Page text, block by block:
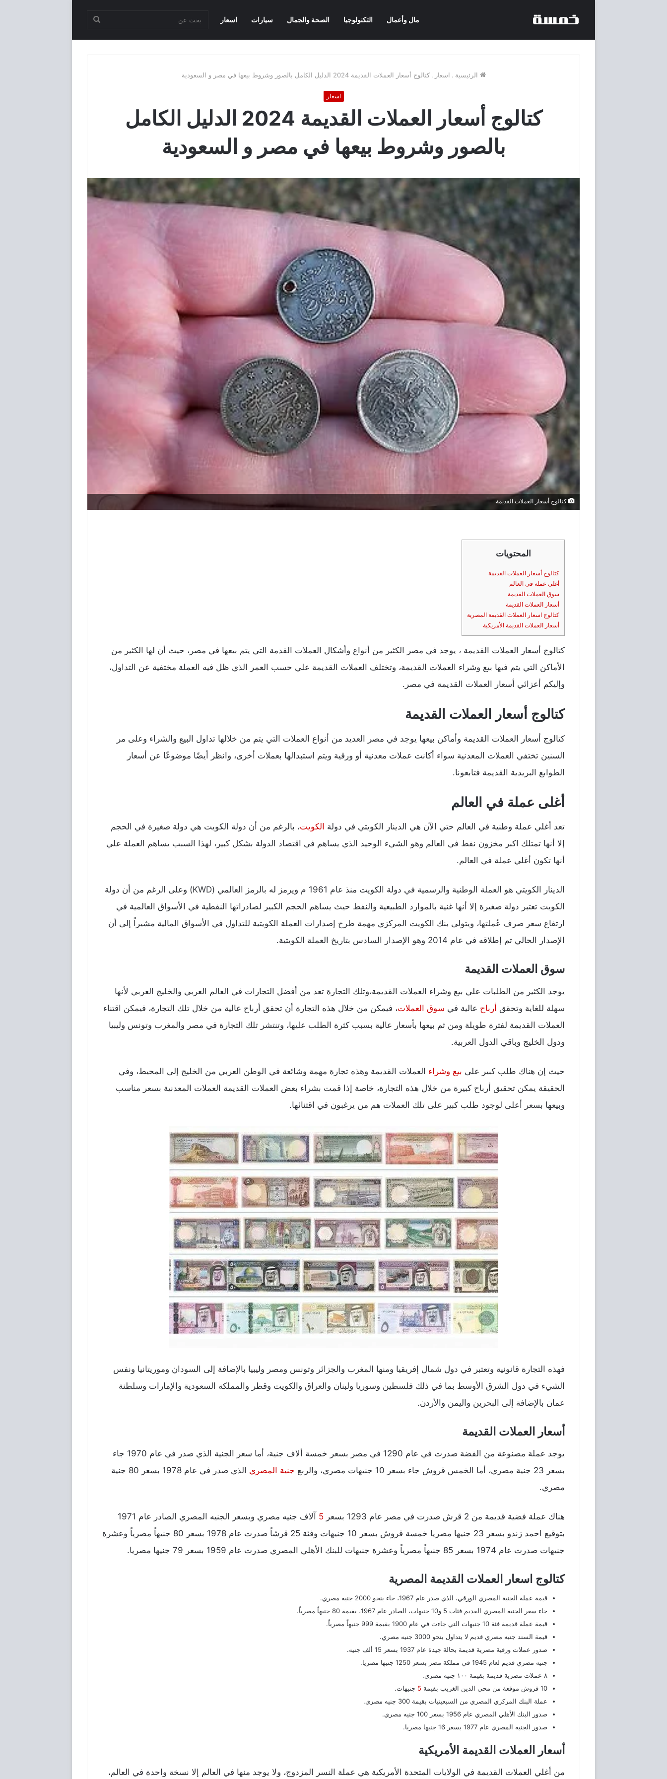
مال وأعمال التكنولوجيا الصحة والجمال سيارات اسعار
الرئيسية . اسعار . كتالوج أسعار العملات القديمة 2024 الدليل الكامل بالصور وشروط بيعها في مصر و السعودية
اسعار
كتالوج أسعار العملات القديمة 2024 الدليل الكامل
بالصور وشروط بيعها في مصر و السعودية
كتالوج أسعار العملات القديمة
المحتويات
كتالوج أسعار العملات القديمة
أغلى عملة في العالم
سوق العملات القديمة
أسعار العملات القديمة
كتالوج اسعار العملات القديمة المصرية
أسعار العملات القديمة الأمريكية
كتالوج أسعار العملات القديمة ، يوجد في مصر الكثير من أنواع وأشكال العملات القدمة التي يتم بيعها في مصر، حيث أن لها الكثير من
الأماكن التي يتم فيها بيع وشراء العملات القديمة، وتختلف العملات القديمة علي حسب العمر الذي ظل فيه العملة مختفية عن التداول،
وإليكم أعزائي أسعار العملات القديمة في مصر.
كتالوج أسعار العملات القديمة
كتالوج أسعار العملات القديمة وأماكن بيعها يوجد في مصر العديد من أنواع العملات التي يتم من خلالها تداول البيع والشراء وعلى مر
السنين تختفي العملات المعدنية سواء أكانت عملات معدنية أو ورقية ويتم استبدالها بعملات أخرى، وانظر أيضًا موضوعًا عن أسعار
الطوابع البريدية القديمة فتابعونا.
أغلى عملة في العالم
تعد أغلي عملة وطنية في العالم حتي الآن هي الدينار الكويتي في دولة الكويت، بالرغم من أن دولة الكويت هي دولة صغيرة في الحجم
إلا أنها تمتلك اكبر مخزون نفط في العالم وهو الشيء الوحيد الذي يساهم في اقتصاد الدولة بشكل كبير، لهذا السبب يساهم العملة علي
أنها تكون أغلي عملة في العالم.
الدينار الكويتي هو العملة الوطنية والرسمية في دولة الكويت منذ عام 1961 م ويرمز له بالرمز العالمي (KWD) وعلى الرغم من أن دولة
الكويت تعتبر دولة صغيرة إلا أنها غنية بالموارد الطبيعية والنفط حيث يساهم الحجم الكبير لصادراتها النفطية في الأسواق العالمية في
ارتفاع سعر صرف عُملتها، ويتولى بنك الكويت المركزي مهمة طرح إصدارات العملة الكويتية للتداول في الأسواق المالية مشيراً إلى أن
الإصدار الحالي تم إطلاقه في عام 2014 وهو الإصدار السادس بتاريخ العملة الكويتية.
سوق العملات القديمة
يوجد الكثير من الطلبات علي بيع وشراء العملات القديمة،وتلك التجارة تعد من أفضل التجارات في العالم العربي والخليج العربي لأنها
سهلة للغاية وتحقق أرباح عالية في سوق العملات، فيمكن من خلال هذه التجارة أن تحقق أرباح عالية من خلال تلك التجارة، فيمكن اقتناء
العملات القديمة لفترة طويلة ومن ثم بيعها بأسعار عالية بسبب كثرة الطلب عليها، وتنتشر تلك التجارة في مصر والمغرب وتونس وليبيا
ودول الخليج وباقي الدول العربية.
حيث إن هناك طلب كبير على بيع وشراء العملات القديمة وهذه تجارة مهمة وشائعة في الوطن العربي من الخليج إلى المحيط، وفي
الحقيقة يمكن تحقيق أرباح كبيرة من خلال هذه التجارة، خاصة إذا قمت بشراء بعض العملات القديمة العملات المعدنية بسعر مناسب
وبيعها بسعر أعلى لوجود طلب كبير على تلك العملات هم من يرغبون في اقتنائها.
فهذه التجارة قانونية وتعتبر في دول شمال إفريقيا ومنها المغرب والجزائر وتونس ومصر وليبيا بالإضافة إلى السودان وموريتانيا ونفس
الشيء في دول الشرق الأوسط بما في ذلك فلسطين وسوريا ولبنان والعراق والكويت وقطر والمملكة السعودية والإمارات وسلطنة
عمان بالإضافة إلى البحرين واليمن والأردن.
أسعار العملات القديمة
يوجد عملة مصنوعة من الفضة صدرت في عام 1290 في مصر بسعر خمسة ألاف جنية، أما سعر الجنية الذي صدر في عام 1970 جاء
بسعر 23 جنية مصري، أما الخمس قروش جاء بسعر 10 جنيهات مصري، والربع
جنية المصري
الذي صدر في عام 1978 بسعر 80 جنية
مصري.
هناك عملة فضية قديمة من 2 قرش صدرت في مصر عام 1293 بسعر 5
آلاف جنيه مصري وبسعر الجنيه المصري الصادر عام 1971
بتوقيع احمد زندو بسعر 23 جنيها مصريا خمسة قروش بسعر 10 جنيهات وفئة 25 قرشاً صدرت عام 1978 بسعر 80 جنيهاً مصرياً وعشرة
جنيهات صدرت عام 1974 بسعر 85 جنيهاً مصرياً وعشرة جنيهات للبنك الأهلي المصري صدرت عام 1959 بسعر 79 جنيها مصريا.
كتالوج اسعار العملات القديمة المصرية
قيمة عملة الجنية المصري الورقي، الذي صدر عام 1967، جاء بنحو 2000 جنيه مصري.
جاء سعر الجنية المصري القديم فئات 5 و10 جنيهات، الصادر عام 1967، بقيمة 80 جنيهاً مصرياً.
قيمة عملة قديمة فئة 10 جنيهات التي جاءت في عام 1900 بقيمة 999 جنيهاً مصرياً.
قيمة السند جنيه مصري قديم لا يتداول بنحو 3000 جنيه مصري.
صدور عملات ورقية مصرية قديمة بحالة جيدة عام 1937 بسعر 15 ألف جنيه.
جنيه مصري قديم لعام 1945 في مملكة مصر بسعر 1250 جنيها مصريا.
٨ عملات مصرية قديمة بقيمة ١٠٠ جنيه مصري.
10 قروش موقعة من محي الدين الغريب بقيمة
5 جنيهات.
عملة البنك المركزي المصري من السبعينيات بقيمة 300 جنيه مصري.
صدور البنك الأهلي المصري عام 1956 بسعر 100 جنيه مصري.
صدور الجنيه المصري عام 1977 بسعر 16 جنيها مصريا.
أسعار العملات القديمة الأمريكية
من أغلي العملات القديمة في الولايات المتحدة الأمريكية هي عملة النسر المزدوج، ولا يوجد منها في العالم إلا نسخة واحدة في العالم،